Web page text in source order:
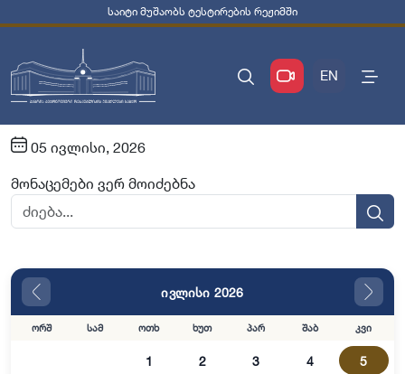
საიტი მუშაობს ტესტირების რეჟიმში
EN
05 ივლისი, 2026
მონაცემები ვერ მოიძებნა
ივლისი 2026
ორშ სამ ოთხ ხუთ პარ შაბ კვი
1 2 3 4 5